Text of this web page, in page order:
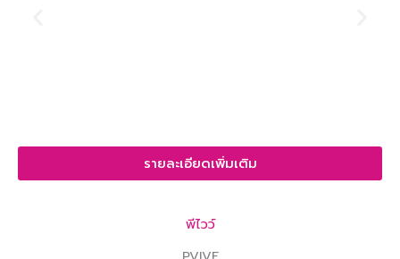
รายละเอียดเพิ่มเติม
พีไวว์